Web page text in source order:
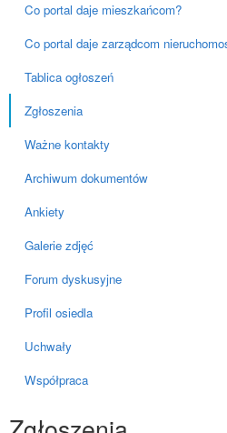
Co portal daje mieszkańcom?
Co portal daje zarządcom
Tablica ogłoszeń
Zgłoszenia
Ważne kontakty
Archiwum dokumentów
Ankiety
Galerie zdjęć
Forum dyskusyjne
Profil osiedla
Uchwały
Współpraca